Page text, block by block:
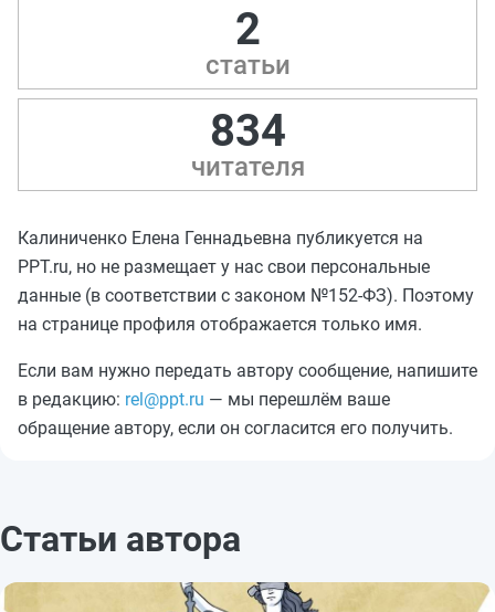
2
статьи
834
читателя
Калиниченко Елена Геннадьевна публикуется на
PPT.ru, но не размещает у нас свои персональные
данные (в соответствии с законом №152-ФЗ). Поэтому
на странице профиля отображается только имя.
Если вам нужно передать автору сообщение, напишите
в редакцию: rel@ppt.ru — мы перешлём ваше
обращение автору, если он согласится его получить.
Статьи автора